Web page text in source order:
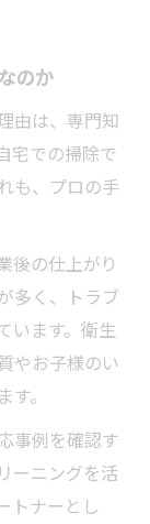
のか
由は、専門知
宅での掃除で
も、プロの手
後の仕上がり
多く、トラブ
います。衛生
やお子様のい
。
事例を確認す
ーニングを活
トナーとし